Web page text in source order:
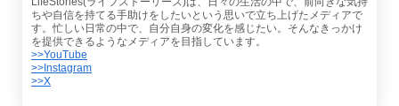
ちや自信を持てる手助けをしたいという思いで立ち上げたメディアで
す。忙しい日常の中で、自分自身の変化を感じたい。そんなきっかけ
を提供できるようなメディアを目指しています。
>>YouTube
>>Instagram
>>X